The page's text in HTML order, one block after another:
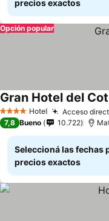
precios exactos
Opción popular
4 EstrellasHotel Acceso
Gran Hotel del
7,8 Bueno 10.722
Seleccioná las fechas
precios exactos